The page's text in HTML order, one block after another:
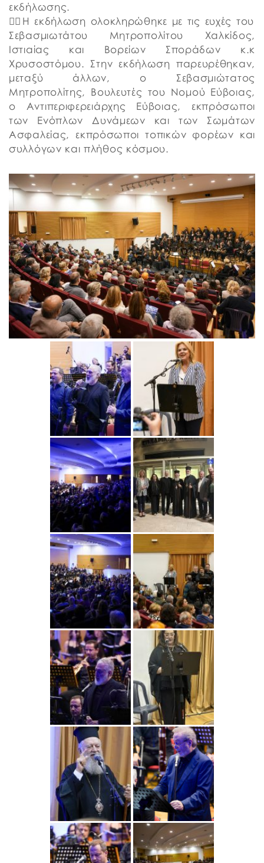
εκδήλωσης.
👉🏼Η εκδήλωση ολοκληρώθηκε με τις ευχές του
Σεβασμιωτάτου Μητροπολίτου Χαλκίδος,
Ιστιαίας και Βορείων Σποράδων κ.κ
Χρυσοστόμου. Στην εκδήλωση παρευρέθηκαν,
μεταξύ άλλων, ο Σεβασμιώτατος
Μητροπολίτης, Βουλευτές του Νομού Εύβοιας,
ο Αντιπεριφερειάρχης Εύβοιας, εκπρόσωποι
των Ενόπλων Δυνάμεων και των Σωμάτων
Ασφαλείας, εκπρόσωποι τοπικών φορέων και
συλλόγων και πλήθος κόσμου.